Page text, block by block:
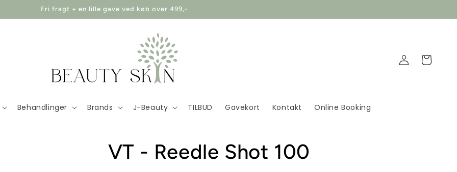
Fri fragt + en lille gave ved køb over 499,-
Behandlinger Brands J-Beauty TILBUD Gavekort Kontakt Online Booking
Log
ind
Indkøbskurv
VT - Reedle Shot 100